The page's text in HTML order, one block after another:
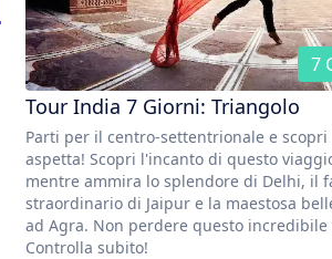
7
Tour India 7 Giorni: Triangolo
Parti per il centro-settentrionale e
aspetta! Scopri l'incanto di questo
mentre ammira lo splendore di Delhi, il
straordinario di Jaipur e la maestosa
ad Agra. Non perdere questo
Controlla subito!